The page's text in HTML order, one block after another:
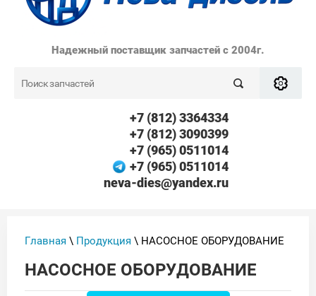
Надежный поставщик запчастей с 2004г.
+7 (812) 3364334
+7 (812) 3090399
+7 (965) 0511014
+7 (965) 0511014
neva-dies@yandex.ru
Главная \ Продукция \ НАСОСНОЕ ОБОРУДОВАНИЕ
НАСОСНОЕ ОБОРУДОВАНИЕ